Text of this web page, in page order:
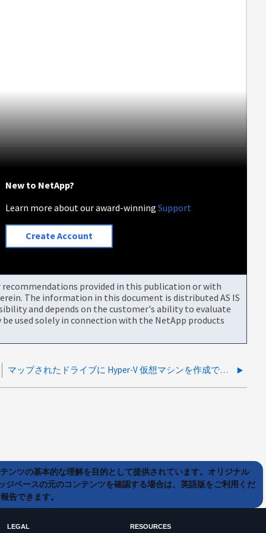
New to NetApp?
Learn more about our award-winningSupport
Create Account
provided in this publication or with
The information in this document is distributed AS IS
and depends on the customer's ability to evaluate
used solely in connection with the NetApp products
マップされたドライブに Hyper-V 仮想マシンを作成できない
ンツの基本的な理解を目的として提供されています。オリジナル
ベースの元のコンテンツを確認する場合は、英語版をご利用くだ
告できます。
LEGAL RESOURCES